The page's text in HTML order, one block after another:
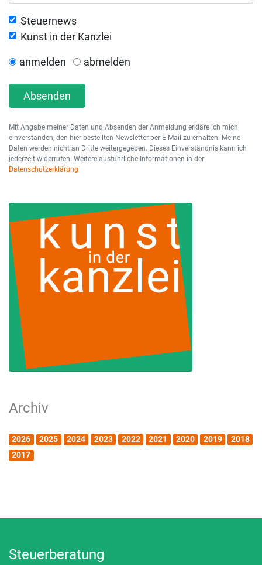
Steuernews
Kunst in der Kanzlei
anmelden abmelden
Absenden
Mit Angabe meiner Daten und Absenden der Anmeldung erkläre ich mich
einverstanden, den hier bestellten Newsletter per E-Mail zu erhalten. Meine
Daten werden nicht an Dritte weitergegeben. Dieses Einverständnis kann ich
jederzeit widerrufen. Weitere ausführliche Informationen in der
Datenschutzerklärung
Archiv
2026 2025 2024 2023 2022 2021 2020 2019
2018
2017
Steuerberatung